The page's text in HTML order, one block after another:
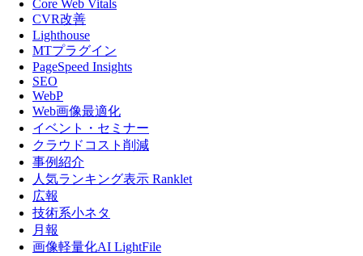
Core Web Vitals
CVR改善
Lighthouse
MTプラグイン
PageSpeed Insights
SEO
WebP
Web画像最適化
イベント・セミナー
クラウドコスト削減
事例紹介
人気ランキング表示 Ranklet
広報
技術系小ネタ
月報
画像軽量化AI LightFile